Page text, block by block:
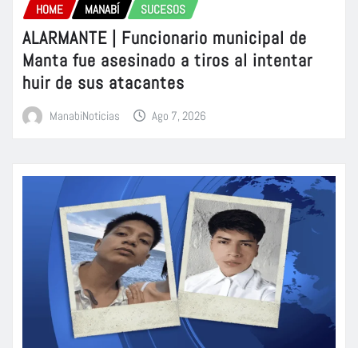
HOME MANABÍ SUCESOS
ALARMANTE | Funcionario municipal de
Manta fue asesinado a tiros al intentar
huir de sus atacantes
ManabiNoticias Ago 7, 2026